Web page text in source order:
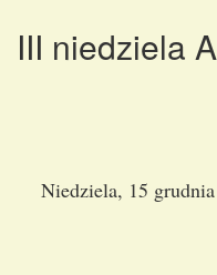
III niedziela
Niedziela, 15